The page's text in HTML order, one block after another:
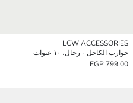
LCW ACCESSORIES
جوارب الكاحل - رجال، ١٠ عبوات
799.00 EGP